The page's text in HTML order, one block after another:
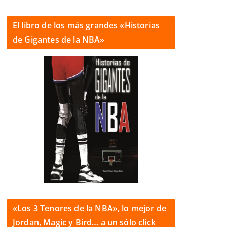
El libro de los más grandes «Historias
de Gigantes de la NBA»
«Los 3 Tenores de la NBA», lo mejor de
Jordan, Magic y Bird… a un sólo click